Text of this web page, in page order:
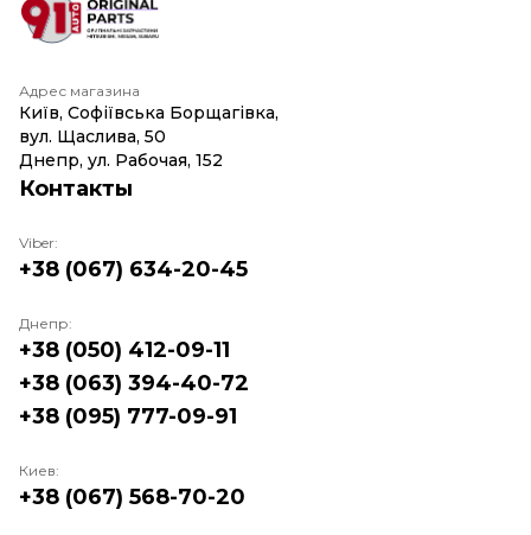
Адрес магазина
Київ, Софіївська Борщагівка,
вул. Щаслива, 50
Днепр, ул. Рабочая, 152
Контакты
Viber:
+38 (067) 634-20-45
Днепр:
+38 (050) 412-09-11
+38 (063) 394-40-72
+38 (095) 777-09-91
Киев:
+38 (067) 568-70-20